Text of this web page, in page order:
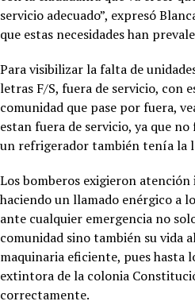
servicio adecuado”, expresó
que estas necesidades han
Para visibilizar la falta de
letras F/S, fuera de servicio, con
comunidad que pase por fuera,
estan fuera de servicio, ya que
un refrigerador también tenía la
Los bomberos exigieron
haciendo un llamado enérgico a
ante cualquier emergencia no
comunidad sino también su vida
maquinaria eficiente, pues hasta
extintora de la colonia
correctamente.